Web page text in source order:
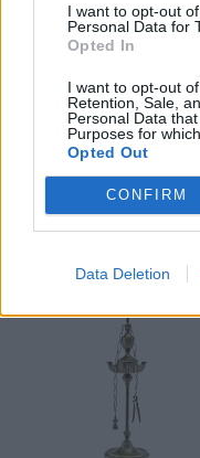
I want to opt-out
Personal Data for
Opted In
I want to opt-out
Retention, Sale,
Personal Data
Purposes for
Opted Out
CONFIRM
Data Deletion
Kikiáltási ár:18 000 Ft
29. aukció / műtárgy
Aukció időpontja: 2015-
MEGTEKINTEM